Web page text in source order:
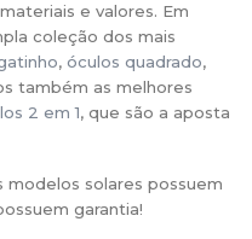
e valores. Em
coleção dos mais
, óculos quadrado,
também as melhores
2 em 1, que são a aposta
modelos solares possuem
garantia!